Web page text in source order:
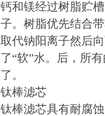
钙和镁经过树脂贮
子。树脂优先结合
取代钠阳离子然后
了“软”水。后，所
了。
钛棒滤芯
钛棒滤芯具有耐腐